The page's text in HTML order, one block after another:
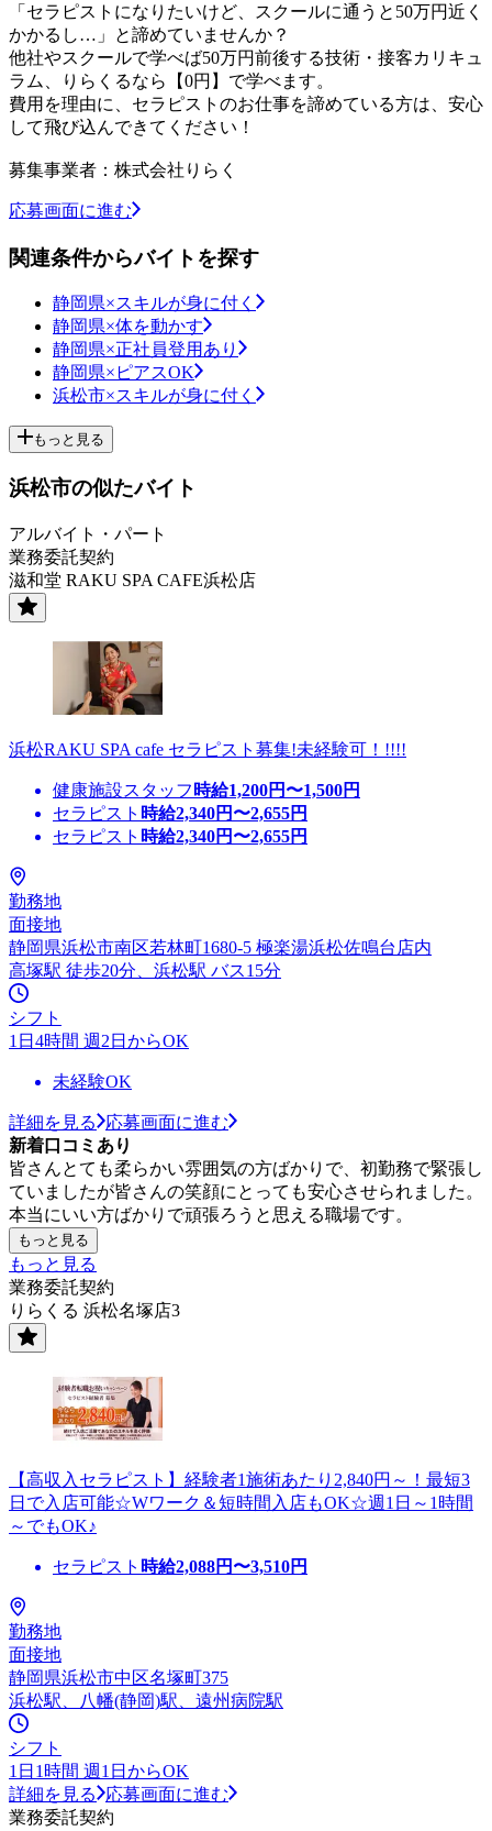
「セラピストになりたいけど、スクールに通うと50万円近く
かかるし…」と諦めていませんか？
他社やスクールで学べば50万円前後する技術・接客カリキュ
ラム、りらくるなら【0円】で学べます。
費用を理由に、セラピストのお仕事を諦めている方は、安心
して飛び込んできてください！
募集事業者：株式会社りらく
応募画面に進む
関連条件からバイトを探す
静岡県×スキルが身に付く
静岡県×体を動かす
静岡県×正社員登用あり
静岡県×ピアスOK
浜松市×スキルが身に付く
もっと見る
浜松市の似たバイト
アルバイト・パート
業務委託契約
滋和堂 RAKU SPA CAFE浜松店
浜松RAKU SPA cafe セラピスト募集!未経験可！!!!!
健康施設スタッフ 時給1,200円〜1,500円
セラピスト 時給2,340円〜2,655円
セラピスト 時給2,340円〜2,655円
勤務地
面接地
静岡県浜松市南区若林町1680-5 極楽湯浜松佐鳴台店内
高塚駅 徒歩20分、浜松駅 バス15分
シフト
1日4時間 週2日からOK
未経験OK
詳細を見る
応募画面に進む
新着口コミあり
皆さんとても柔らかい雰囲気の方ばかりで、初勤務で緊張し
ていましたが皆さんの笑顔にとっても安心させられました。
本当にいい方ばかりで頑張ろうと思える職場です。
もっと見る
もっと見る
業務委託契約
りらくる 浜松名塚店3
【高収入セラピスト】経験者1施術あたり2,840円～！最短3
日で入店可能☆Wワーク＆短時間入店もOK☆週1日～1時間
～でもOK♪
セラピスト 時給2,088円〜3,510円
勤務地
面接地
静岡県浜松市中区名塚町375
浜松駅、八幡(静岡)駅、遠州病院駅
シフト
1日1時間 週1日からOK
詳細を見る
応募画面に進む
業務委託契約